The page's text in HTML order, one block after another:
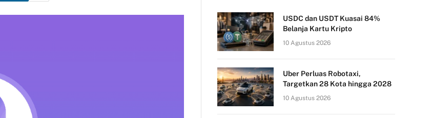
USDC dan USDT Kuasai 84%
Belanja Kartu Kripto
10 Agustus 2026
Uber Perluas Robotaxi,
Targetkan 28 Kota hingga 2028
10 Agustus 2026